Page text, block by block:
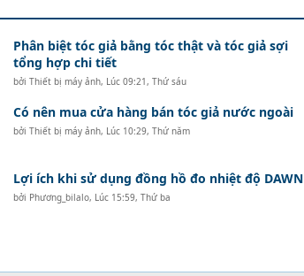
Phân biệt tóc giả bằng tóc thật và tóc giả sợi
tổng hợp chi tiết
bởi Thiết bị máy ảnh, Lúc 09:21, Thứ sáu
Có nên mua cửa hàng bán tóc giả nước ngoài
bởi Thiết bị máy ảnh, Lúc 10:29, Thứ năm
Lợi ích khi sử dụng đồng hồ đo nhiệt độ DAWN
bởi Phương_bilalo, Lúc 15:59, Thứ ba